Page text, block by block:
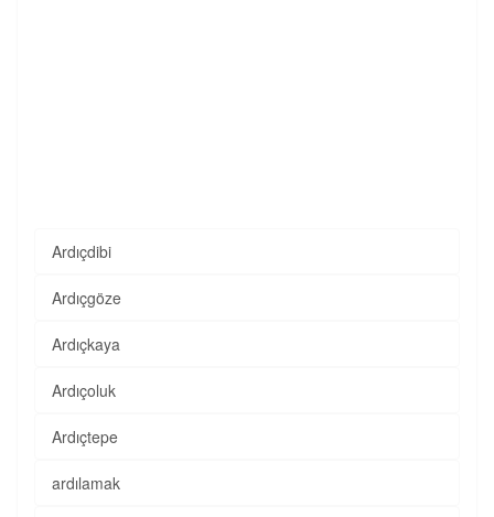
Ardıçdibi
Ardıçgöze
Ardıçkaya
Ardıçoluk
Ardıçtepe
ardılamak